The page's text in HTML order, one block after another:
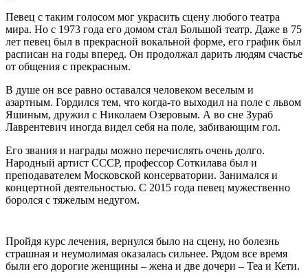
Певец с таким голосом мог украсить сцену любого театра
мира. Но с 1973 года его домом стал Большой театр. Даже в 75
лет певец был в прекрасной вокальной форме, его график был
расписан на годы вперед. Он продолжал дарить людям счастье
от общения с прекрасным.
В душе он все равно оставался человеком веселым и
азартным. Гордился тем, что когда-то выходил на поле с львом
Яшиным, дружил с Николаем Озеровым. А во сне Зураб
Лаврентевич иногда видел себя на поле, забивающим гол.
Его звания и награды можно перечислять очень долго.
Народный артист СССР, профессор Соткилава был и
преподавателем Московской консерватории. Занимался и
концертной деятельностью. С 2015 года певец мужественно
боролся с тяжелым недугом.
Пройдя курс лечения, вернулся было на сцену, но болезнь
страшная и неумолимая оказалась сильнее. Рядом все время
были его дорогие женщины – жена и две дочери – Теа и Кети.